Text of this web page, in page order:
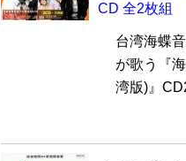
CD 全2枚組
台湾海蝶
が歌う『
湾版)』